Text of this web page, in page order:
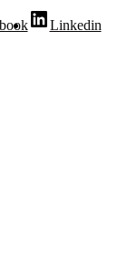
Linkedin